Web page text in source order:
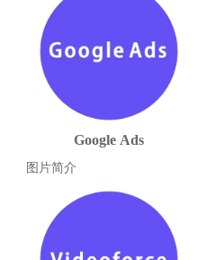
Google Ads
图片简介